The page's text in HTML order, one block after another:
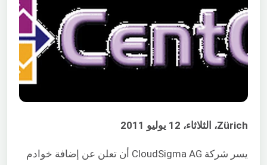
Zürich، الثلاثاء، 12 يوليو 2011
يسر شركة CloudSigma AG أن تعلن عن إضافة خوادم